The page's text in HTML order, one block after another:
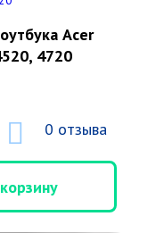
Acer
4720
0 отзыва